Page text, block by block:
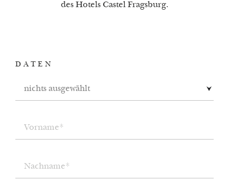
des Hotels Castel Fragsburg.
DATEN
nichts ausgewählt